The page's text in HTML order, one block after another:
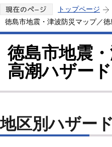
トップページ
徳島市地震・津波防災マップ／
徳島市地震
高潮ハザー
地区別ハザー